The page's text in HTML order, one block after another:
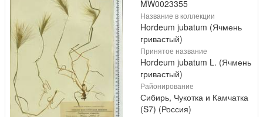
MW0023355
Название в коллекции
Hordeum jubatum (Ячмень
гривастый)
Принятое название
Hordeum jubatum L. (Ячмень
гривастый)
Районирование
Сибирь, Чукотка и Камчатка
(S7) (Россия)